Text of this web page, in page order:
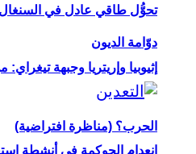
إثيوبيا وإريتريا وجبهة
الحرب؟ (مناظرة افتراضية)
تحوُّل طاقي عادل في
دوّامة الديون
انعدام الحوكمة في أنشطة